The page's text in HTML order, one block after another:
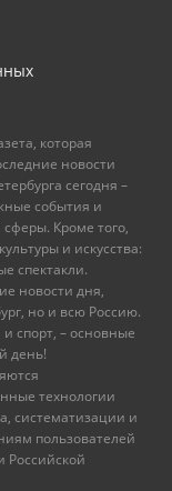
которая
новости
сегодня –
события и
Кроме того,
и искусства:
спектакли.
новости дня,
но и всю Россию.
спорт, – основные
день!
технологии
систематизации и
пользователей
Российской